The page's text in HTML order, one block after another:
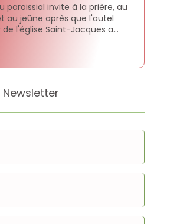
paroissial invite à la prière, au
au jeûne après que l'autel
l'église Saint-Jacques a
Tout lire
Newsletter